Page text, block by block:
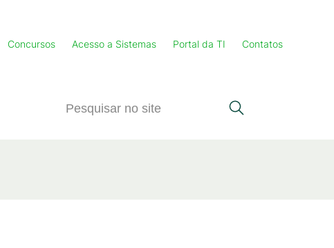
Concursos Acesso a Sistemas Portal da TI Contatos